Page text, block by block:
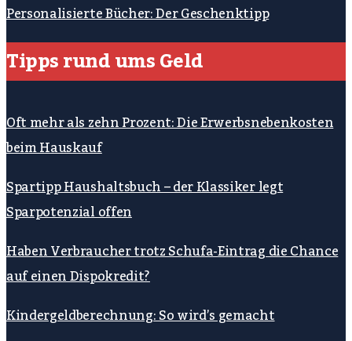
Personalisierte Bücher: Der Geschenktipp
Tipps rund ums Geld
Oft mehr als zehn Prozent: Die Erwerbsnebenkosten
beim Hauskauf
Spartipp Haushaltsbuch – der Klassiker legt
Sparpotenzial offen
Haben Verbraucher trotz Schufa-Eintrag die Chance
auf einen Dispokredit?
Kindergeldberechnung: So wird’s gemacht